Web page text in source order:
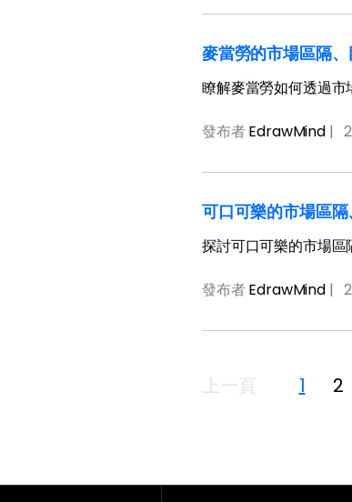
麥當勞的市場區隔
瞭解麥當勞如何透過市
發布者EdrawMind |
可口可樂的市場區
探討可口可樂的市場區
發布者EdrawMind |
上一頁 1 2